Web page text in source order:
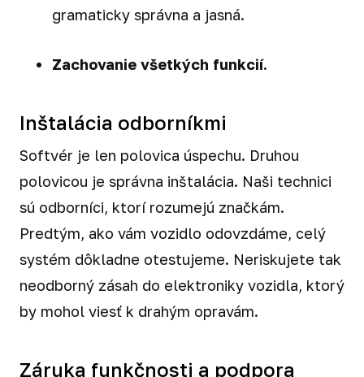
gramaticky správna a jasná.
Zachovanie všetkých funkcií.
Inštalácia odborníkmi
Softvér je len polovica úspechu. Druhou
polovicou je správna inštalácia. Naši technici
sú odborníci, ktorí rozumejú značkám.
Predtým, ako vám vozidlo odovzdáme, celý
systém dôkladne otestujeme. Neriskujete tak
neodborný zásah do elektroniky vozidla, ktorý
by mohol viesť k drahým opravám.
Záruka funkčnosti a podpora